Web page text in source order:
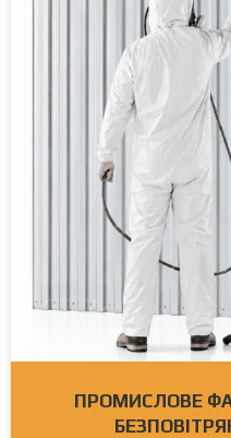
ПРОМИСЛОВЕ